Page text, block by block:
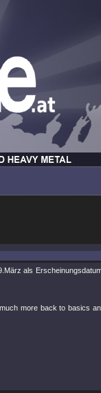
als
more back to basics